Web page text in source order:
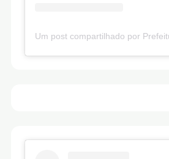
Um post compartilhado por